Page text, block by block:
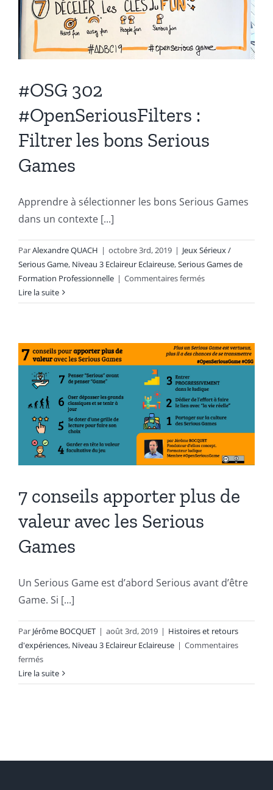
#OSG 302
#OpenSeriousFilters :
Filtrer les bons Serious
Games
Apprendre à sélectionner les bons Serious Games
dans un contexte [...]
ParAlexandre QUACH | octobre 3rd, 2019 | Jeux Sérieux /
Serious Game, Niveau 3 Eclaireur Eclaireuse,Serious Games de
Formation Professionnelle | Commentaires ferméssur
302
Filtrer
les
Serious
Games
Lire la suite
7 conseils apporter plus de
valeur avec les Serious
Games
Un Serious Game est d’abord Serious avant d’être
Game. Si [...]
Par Jérôme BOCQUET | août 3rd, 2019 | Histoires et retours
d'expériences, Niveau 3 Eclaireur Eclaireuse | Commentaires
ferméssur
7
conseils
Lire la suite